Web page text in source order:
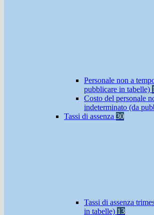
Personale non a
pubblicare in tabelle)
Costo del personale
indeterminato (da
Tassi di assenza 30
Tassi di assenza
in tabelle) 13